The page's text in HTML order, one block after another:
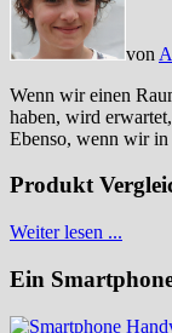
von
Wenn wir einen
haben, wird
Ebenso, wenn wir
Produkt
Weiter lesen ...
Ein